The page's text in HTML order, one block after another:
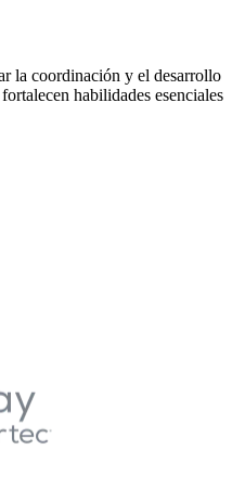
la coordinación y el desarrollo
habilidades esenciales